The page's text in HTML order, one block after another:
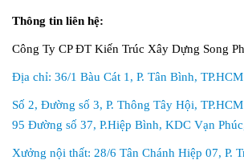
Thông tin liên hệ:
Công Ty CP ĐT Kiến Trúc Xây Dựng Song
Địa chỉ: 36/1 Bàu Cát 1, P. Tân Bình, TP.HCM
Số 2, Đường số 3, P. Thông Tây Hội, TP.HCM
95 Đường số 37, P.Hiệp Bình, KDC Vạn
Xưởng nội thất: 28/6 Tân Chánh Hiệp 07, P.